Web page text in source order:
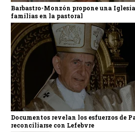
Barbastro-Monzón propone una
familias en la pastoral
Documentos revelan los esfuerzos de
reconciliarse con Lefebvre